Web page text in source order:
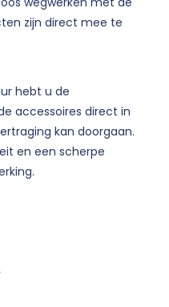
zijn direct mee te
hebt u de
accessoires direct in
kan doorgaan.
en een scherpe